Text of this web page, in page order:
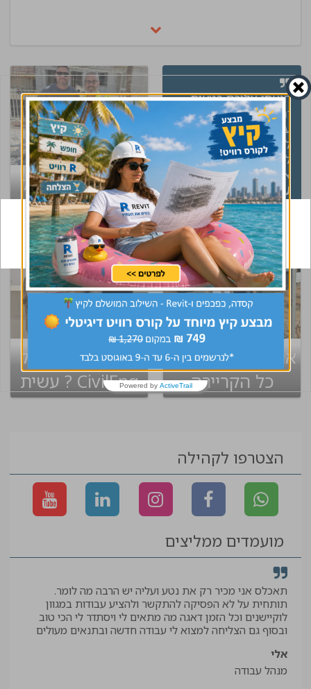
הגעתי אליכם בטעות
ונשארתי בכוונה תודה
על התאמה נהדרת
לתפקיד ומסירות ורצון
לעזור עם יחס אישי,
אלופים!
עינבראש צוות תכנון
קיבלת קסדה של
CivilEng ? עשית
שינוי בקריירה
אנחנו איתך לאורך
כל הקריירה
קיבלת קסדה של
CivilEng ? עשית
שינוי בקריירה
הצטרפו לקהילה
מועמדים ממליצים
תאכלס אני מכיר רק את נטע ועליה יש הרבה מה לומר.
תותחית על לא הפסיקה להתקשר ולהציע עבודות במגוון
לוקיישנים וכל הזמן דאגה מה מתאים לי ויסתדר לי הכי טוב
ובסוף גם הצליחה למצוא לי עבודה חדשה ובתנאים מעולים
אלי
מנהל עבודה
Powered by ActiveTrail